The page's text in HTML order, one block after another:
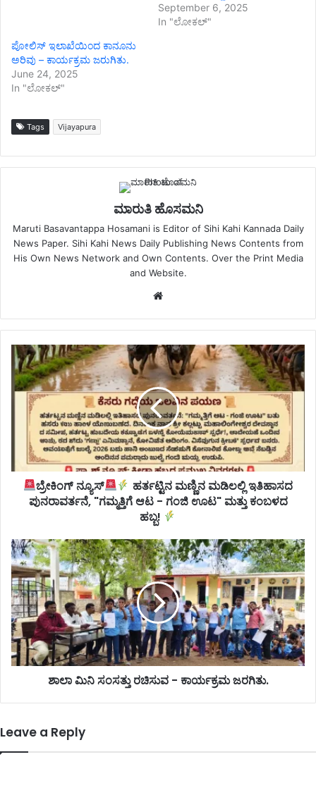
September 6, 2025
In "ಲೋಕಲ್"
ಪೋಲಿಸ್ ಇಲಾಖೆಯಿಂದ ಕಾನೂನು
ಅರಿವು – ಕಾರ್ಯಕ್ರಮ ಜರುಗಿತು.
June 24, 2025
In "ಲೋಕಲ್"
Tags Vijayapura
ಮಾರುತಿ ಹೊಸಮನಿ
Maruti Basavantappa Hosamani is Editor of Sihi Kahi Kannada Daily
News Paper. Sihi Kahi News Daily Publishing News Contents from
His Own News Network and Own Contents. Over the Print Media
and Website.
Website
ಬ್ರೇಕಿಂಗ್ ನ್ಯೂಸ್
ಹರ್ತಟ್ಟಿನ ಮಣ್ಣಿನ ಮಡಿಲಲ್ಲಿ ಇತಿಹಾಸದ
ಪುನರಾವರ್ತನೆ, "ಗಮ್ಮತ್ತಿಗೆ ಆಟ - ಗಂಜಿ ಊಟ" ಮತ್ತು ಕಂಬಳದ
ಹಬ್ಬ!
ಶಾಲಾ ಮಿನಿ ಸಂಸತ್ತು ರಚಿಸುವ - ಕಾರ್ಯಕ್ರಮ ಜರಗಿತು.
Leave a Reply